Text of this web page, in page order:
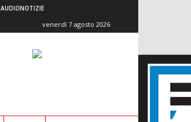
AUDIONOTIZIE
venerdì 7 agosto 2026